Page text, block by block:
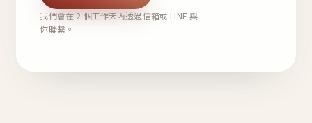
我們會在 2 個工作天內透過信箱或 LINE 與
你聯繫。